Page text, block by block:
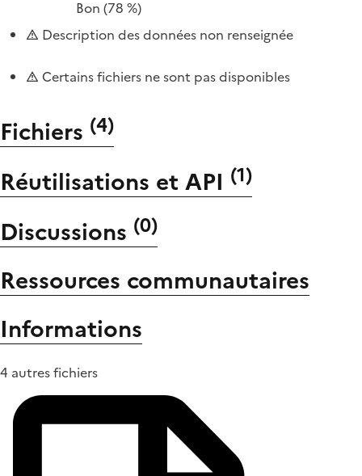
Bon (78 %)
Description des données non renseignée
Certains fichiers ne sont pas disponibles
Fichiers (4)
Réutilisations et API (1)
Discussions (0)
Ressources communautaires
Informations
4 autres fichiers